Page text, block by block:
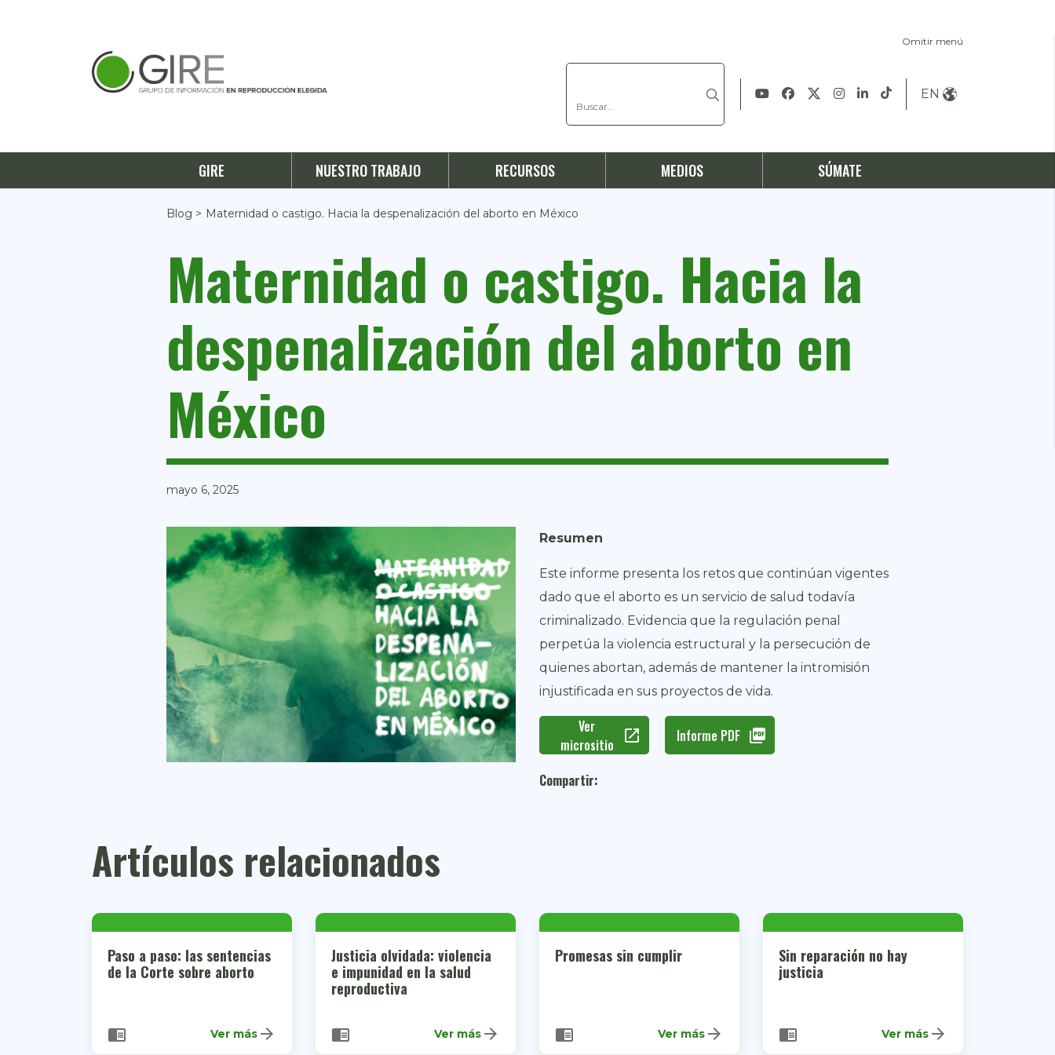
Omitir menú
EN
GIRE NUESTRO TRABAJO RECURSOS MEDIOS SÚMATE
Blog > Maternidad o castigo. Hacia la despenalización del aborto en México
Maternidad o castigo. Hacia la
despenalización del aborto en
México
mayo 6, 2025
Resumen
Este informe presenta los retos que continúan vigentes
dado que el aborto es un servicio de salud todavía
criminalizado. Evidencia que la regulación penal
perpetúa la violencia estructural y la persecución de
quienes abortan, además de mantener la intromisión
injustificada en sus proyectos de vida.
Ver
micrositio
open_in_new Informe PDF picture_as_pdf
Compartir:
Artículos relacionados
Paso a paso: las sentencias
de la Corte sobre aborto
chrome_reader_mode Ver más arrow_forward
Justicia olvidada: violencia
e impunidad en la salud
reproductiva
chrome_reader_mode Ver más arrow_forward
Promesas sin cumplir
chrome_reader_mode Ver más arrow_forward
Sin reparación no hay
justicia
chrome_reader_mode Ver más arrow_forward